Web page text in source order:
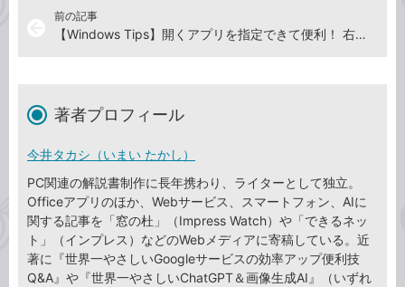
前の記事
【Windows Tips】開くアプリを指定できて便利！ 右クリックの［送る］メニューに項目を追加する方法
著者プロフィール
今井タカシ（いまい たかし）
PC関連の解説書制作に長年携わり、ライターとして独立。
Officeアプリのほか、Webサービス、スマートフォン、AIに
関する記事を「窓の杜」（Impress Watch）や「できるネッ
ト」（インプレス）などのWebメディアに寄稿している。近
著に『世界一やさしいGoogleサービスの効率アップ便利技
Q&A』や『世界一やさしいChatGPT＆画像生成AI』（いずれ